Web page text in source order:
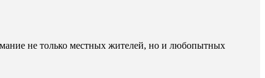
не только местных жителей, но и любопытных